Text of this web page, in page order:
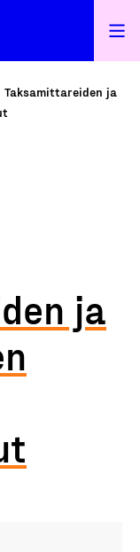
Taksamittareiden ja
ja